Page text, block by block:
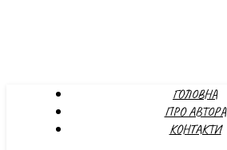
ГОЛОВНА
ПРО АВТОРА
КОНТАКТИ